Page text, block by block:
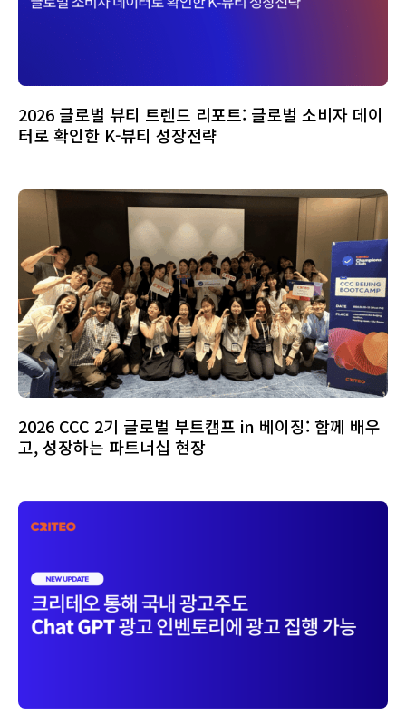
2026 글로벌 뷰티 트렌드 리포트: 글로벌 소비자 데이
터로 확인한 K-뷰티 성장전략
2026 CCC 2기 글로벌 부트캠프 in 베이징: 함께 배우
고, 성장하는 파트너십 현장